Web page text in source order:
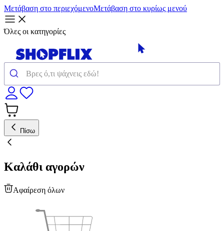
Μετάβαση στο περιεχόμενοΜετάβαση στο κυρίως μενού
Όλες οι κατηγορίες
Πίσω
Καλάθι αγορών
Αφαίρεση όλων